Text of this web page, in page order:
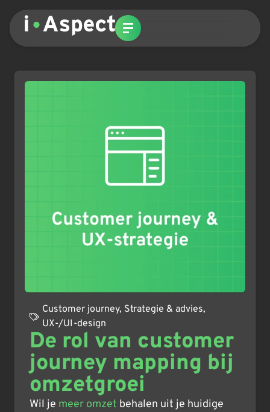
Customer journey, Strategie & advies,
UX-/UI-design
De rol van customer
journey mapping bij
omzetgroei
Wil je meer omzet behalen uit je huidige